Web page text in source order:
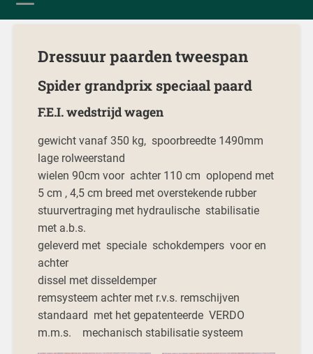
Dressuur paarden tweespan
Spider grandprix speciaal paard
F.E.I. wedstrijd wagen
gewicht vanaf 350 kg, spoorbreedte 1490mm
lage rolweerstand
wielen 90cm voor achter 110 cm oplopend met
5 cm , 4,5 cm breed met overstekende rubber
stuurvertraging met hydraulische stabilisatie
met a.b.s.
geleverd met speciale schokdempers voor en
achter
dissel met disseldemper
remsysteem achter met r.v.s. remschijven
standaard met het gepatenteerde VERDO
m.m.s. mechanisch stabilisatie systeem